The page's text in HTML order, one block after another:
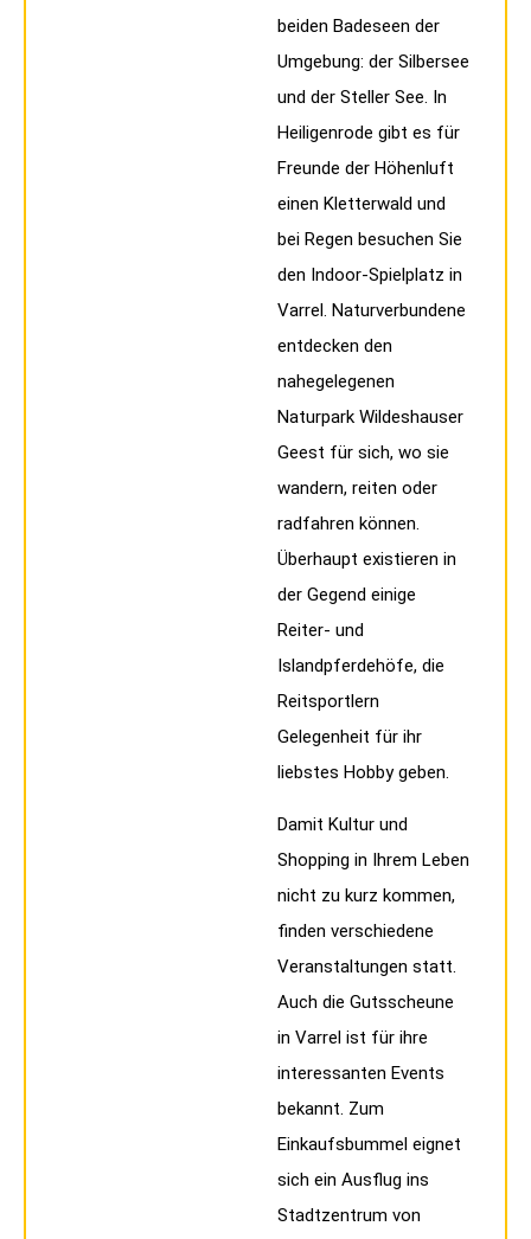
beiden Badeseen der
Umgebung: der Silbersee
und der Steller See. In
Heiligenrode gibt es für
Freunde der Höhenluft
einen Kletterwald und
bei Regen besuchen Sie
den Indoor-Spielplatz in
Varrel. Naturverbundene
entdecken den
nahegelegenen
Naturpark Wildeshauser
Geest für sich, wo sie
wandern, reiten oder
radfahren können.
Überhaupt existieren in
der Gegend einige
Reiter- und
Islandpferdehöfe, die
Reitsportlern
Gelegenheit für ihr
liebstes Hobby geben.
Damit Kultur und
Shopping in Ihrem Leben
nicht zu kurz kommen,
finden verschiedene
Veranstaltungen statt.
Auch die Gutsscheune
in Varrel ist für ihre
interessanten Events
bekannt. Zum
Einkaufsbummel eignet
sich ein Ausflug ins
Stadtzentrum von